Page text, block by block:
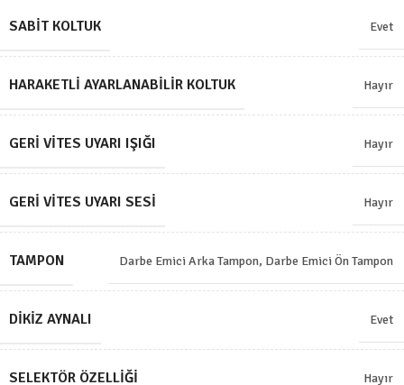
SABIT KOLTUK Evet
HARAKETLI AYARLANABILIR KOLTUK Hayır
GERI VITES UYARI IŞIĞI Hayır
GERI VITES UYARI SESI Hayır
TAMPON Darbe Emici Arka Tampon, Darbe Emici Ön Tampon
DIKIZ AYNALI Evet
SELEKTÖR ÖZELLIĞI Hayır